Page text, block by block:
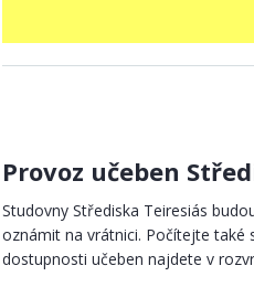
Provoz učeben
Studovny Střediska Teiresiás
oznámit na vrátnici. Počítejte také
dostupnosti učeben najdete v